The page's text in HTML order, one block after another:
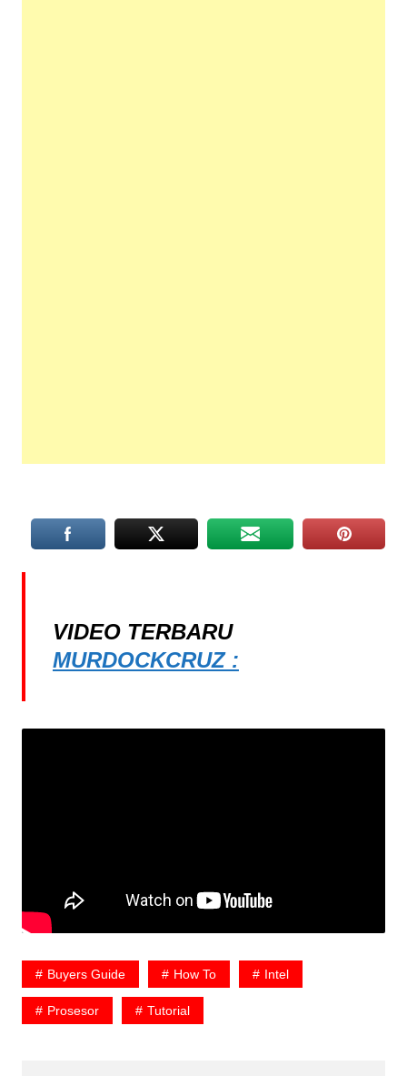
VIDEO TERBARU
MURDOCKCRUZ :
Buyers Guide How To Intel
Prosesor Tutorial